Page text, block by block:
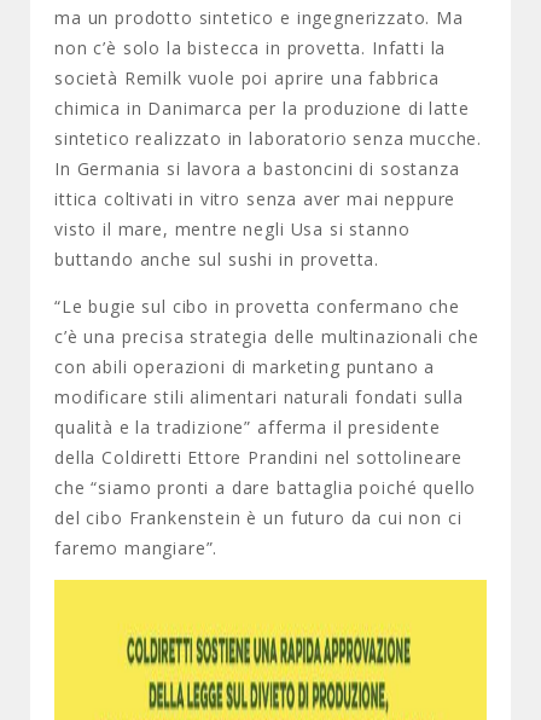
ma un prodotto sintetico e ingegnerizzato. Ma
non c’è solo la bistecca in provetta. Infatti la
società Remilk vuole poi aprire una fabbrica
chimica in Danimarca per la produzione di latte
sintetico realizzato in laboratorio senza mucche.
In Germania si lavora a bastoncini di sostanza
ittica coltivati in vitro senza aver mai neppure
visto il mare, mentre negli Usa si stanno
buttando anche sul sushi in provetta.
“Le bugie sul cibo in provetta confermano che
c’è una precisa strategia delle multinazionali che
con abili operazioni di marketing puntano a
modificare stili alimentari naturali fondati sulla
qualità e la tradizione” afferma il presidente
della Coldiretti Ettore Prandini nel sottolineare
che “siamo pronti a dare battaglia poiché quello
del cibo Frankenstein è un futuro da cui non ci
faremo mangiare”.